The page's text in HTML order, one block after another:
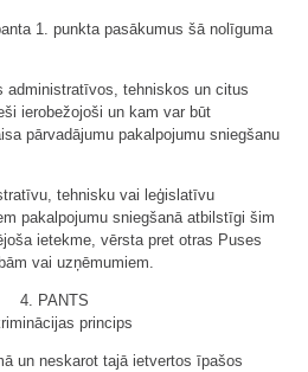
1. punkta pasākumus šā nolīguma
administratīvos, tehniskos un citus
ierobežojoši un kam var būt
pārvadājumu pakalpojumu sniegšanu
tehnisku vai leģislatīvu
pakalpojumu sniegšanā atbilstīgi šim
ietekme, vērsta pret otras Puses
vai uzņēmumiem.
4. PANTS
princips
un neskarot tajā ietvertos īpašos